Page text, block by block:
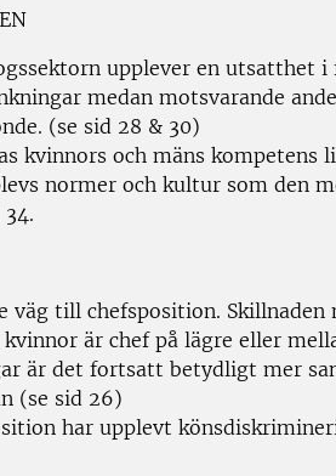
upplever en utsatthet i
medan motsvarande
(se sid 28 & 30)
kvinnors och mäns kompetens
normer och kultur som den
väg till chefsposition. Skillnaden
är chef på lägre eller
är det fortsatt betydligt mer
(se sid 26)
har upplevt